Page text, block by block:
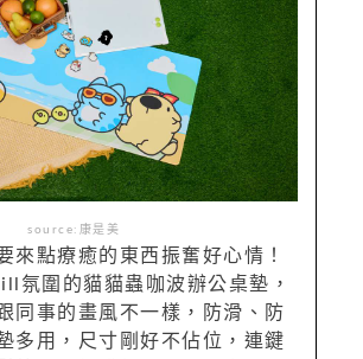
source:康是美
來點療癒的東西振奮好心情！
氛圍的貓貓蟲咖波辦公桌墊，
同事的畫風不一樣，防滑、防
多用，尺寸剛好不佔位，連鍵